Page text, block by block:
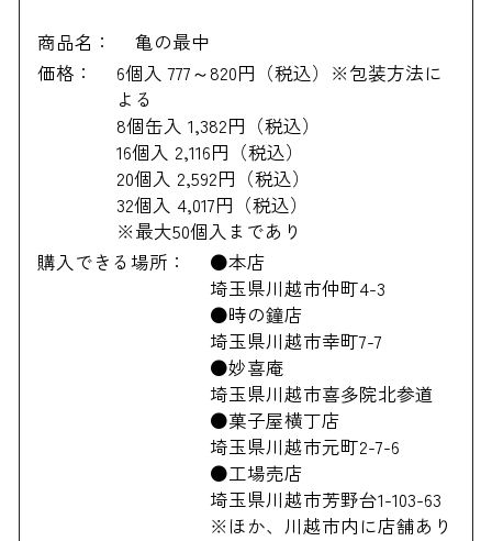
商品名：
亀の最中
価格：
6個入 777～820円（税込）※包装方法に
よる
8個缶入 1,382円（税込）
16個入 2,116円（税込）
20個入 2,592円（税込）
32個入 4,017円（税込）
※最大50個入まであり
購入できる場所：
●本店
埼玉県川越市仲町4-3
●時の鐘店
埼玉県川越市幸町7-7
●妙喜庵
埼玉県川越市喜多院北参道
●菓子屋横丁店
埼玉県川越市元町2-7-6
●工場売店
埼玉県川越市芳野台1-103-63
※ほか、川越市内に店舗あり